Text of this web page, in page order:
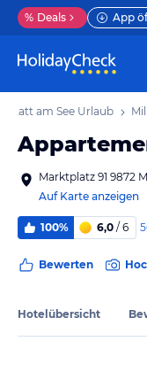
% Deals App
am See Urlaub
Marktplatz 91 9872
Auf Karte anzeigen
100% 6,0 / 6
Bewerten
Hotelübersicht